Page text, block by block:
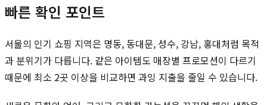
빠른 확인 포인트
서울의 인기 쇼핑 지역은 명동, 동대문, 성수, 강남, 홍대처럼 목적
과 분위기가 다릅니다. 같은 아이템도 매장별 프로모션이 다르기
때문에 최소 2곳 이상을 비교하면 과잉 지출을 줄일 수 있습니다.